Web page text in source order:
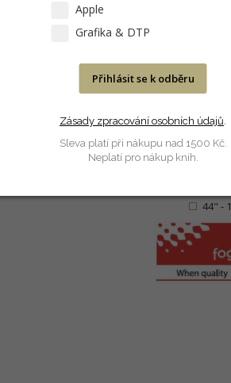
A4 -
A3 -
A3+
A2 -
Role
13" -
17" -
20" -
42"
44" -
Apple
Grafika & DTP
Přihlásit se k odběru
Zásady zpracování osobních údajů
Sleva platí při nákupu nad 1500 Kč.
Neplatí pro nákup knih.